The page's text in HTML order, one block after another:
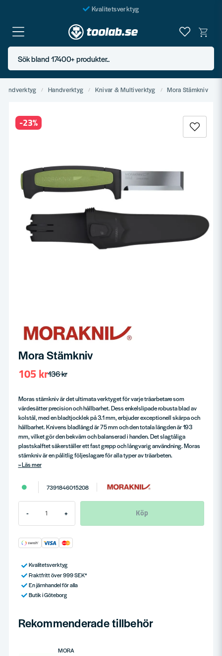
Kvalitetsverktyg
Fraktfritt över 999 SEK*
En järnhandel för alla
Butik i Göteborg
Sök bland 17400+ produkter..
Handverktyg Knivar & Multiverktyg Mora Stämkniv
-23%
Mora Stämkniv
136 kr
105 kr
Moras stämkniv är det ultimata verktyget för varje träarbetare som
värdesätter precision och hållbarhet. Dess enkelslipade robusta blad av
kolstål, med en bladtjocklek på 3.1 mm, erbjuder exceptionell skärpa och
hållbarhet. Knivens bladlängd är 75 mm och den totala längden är 193
mm, vilket gör den bekväm och balanserad i handen. Det slagtåliga
plastskalftet säkerställer ett fast grepp och långvarig användning. Moras
stämkniv är en pålitlig följeslagare för alla typer av träarbeten.
Läs mer
7391846015208
- + Köp
Kvalitetsverktyg
Fraktfritt över 999 SEK*
En järnhandel för alla
Butik i Göteborg
Rekommenderade tillbehör
MORA